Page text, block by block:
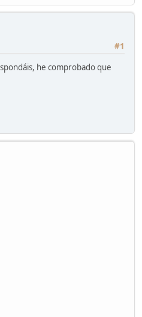
#1
he comprobado que